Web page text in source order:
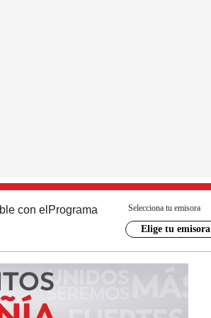
con el Programa Selecciona tu emisora
Elige tu emisora